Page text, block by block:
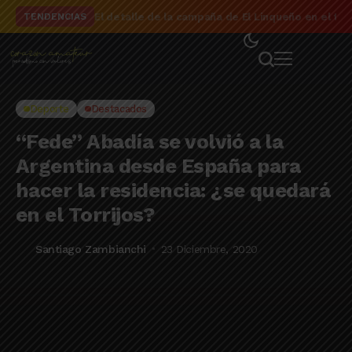
TENDENCIAS El detalle de la campaña de El Linqueño en el
Deporte Destacados
“Fede” Abadía se volvió a la
Argentina desde España para
hacer la residencia: ¿se quedará
en el Torrijos?
Santiago Zambianchi 23 Diciembre, 2020